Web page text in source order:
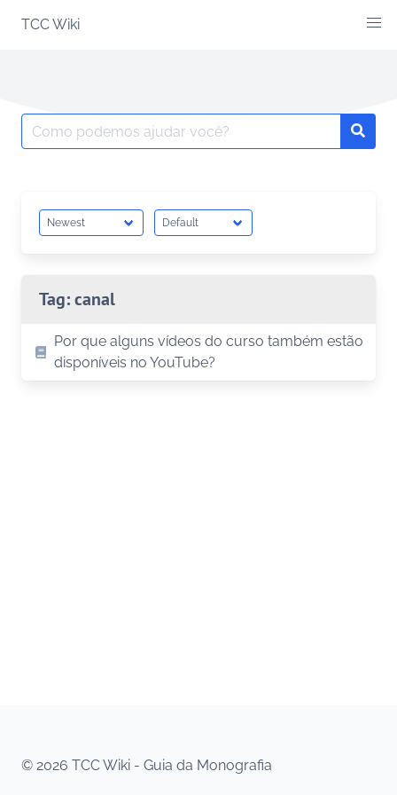
TCC Wiki
Search
for:
Tag:canal
Por que alguns vídeos do curso também estão
disponíveis no YouTube?
© 2026 TCC Wiki - Guia da Monografia